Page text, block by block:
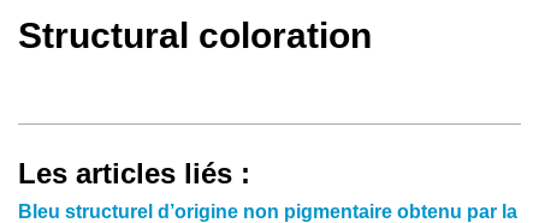
Structural coloration
Les articles liés :
Bleu structurel d’origine non pigmentaire obtenu par la